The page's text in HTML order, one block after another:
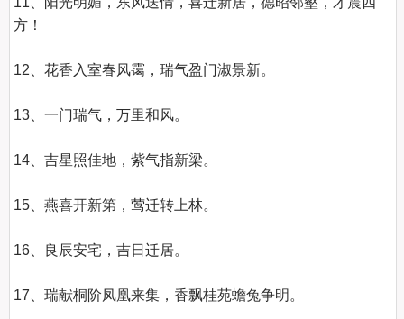
方！
12、花香入室春风霭，瑞气盈门淑景新。
13、一门瑞气，万里和风。
14、吉星照佳地，紫气指新梁。
15、燕喜开新第，莺迁转上林。
16、良辰安宅，吉日迁居。
17、瑞献桐阶凤凰来集，香飘桂苑蟾兔争明。